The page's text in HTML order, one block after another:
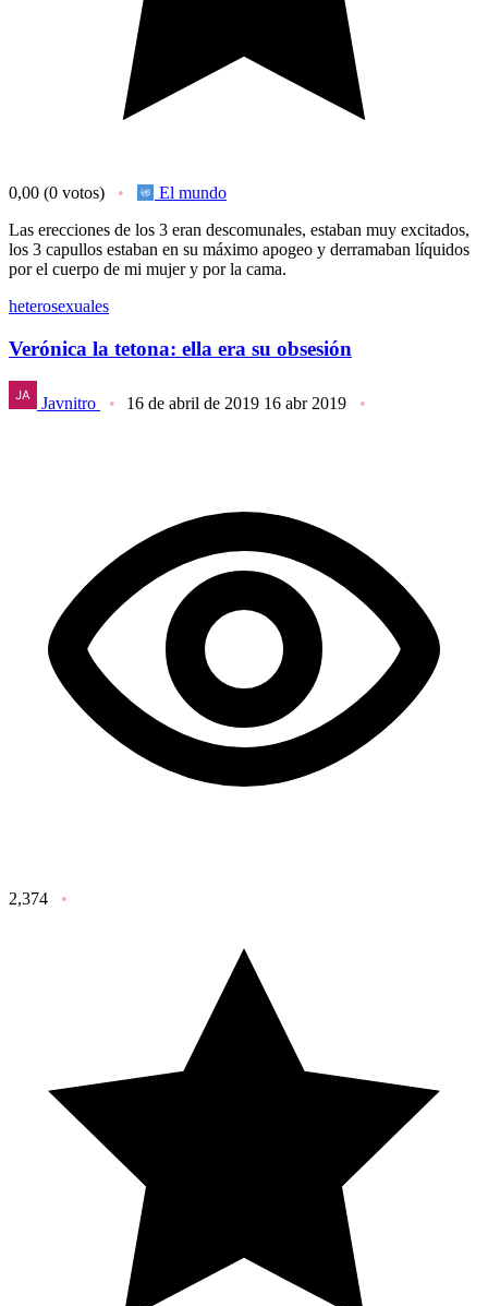
0,00 (0 votos)
El mundo
Las erecciones de los 3 eran descomunales, estaban muy excitados,
los 3 capullos estaban en su máximo apogeo y derramaban líquidos
por el cuerpo de mi mujer y por la cama.
heterosexuales
Verónica la tetona: ella era su obsesión
Javnitro 16 de abril de 2019 16 abr 2019
2,374